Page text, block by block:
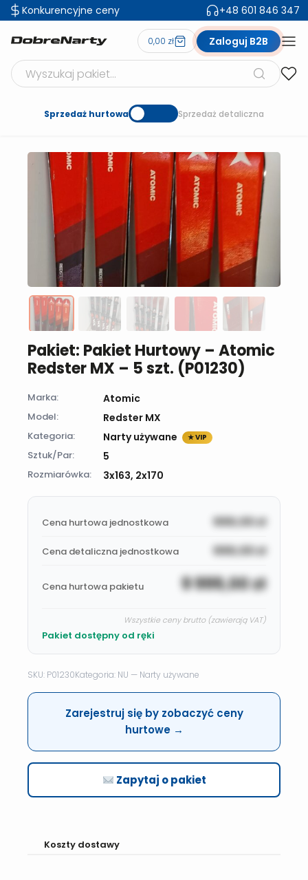
Konkurencyjne ceny +48 601 846 347
Szukaj produktów
0,00 zł Zaloguj B2B
Sprzedaż hurtowa Sprzedaż detaliczna
Pakiet: Pakiet Hurtowy – Atomic
Redster MX – 5 szt. (P01230)
Marka: Atomic
Model: Redster MX
Kategoria: Narty używane ★ VIP
Sztuk/Par: 5
Rozmiarówka: 3x163, 2x170
Cena hurtowa jednostkowa 999,00zł
Cena detaliczna jednostkowa 999,00zł
Cena hurtowa pakietu 9 999,00zł
Wszystkie ceny brutto (zawierają VAT)
Pakiet dostępny od ręki
SKU: P01230Kategoria: NU — Narty używane
Zarejestruj się by zobaczyć ceny
hurtowe →
Zapytaj o pakiet
Koszty dostawy